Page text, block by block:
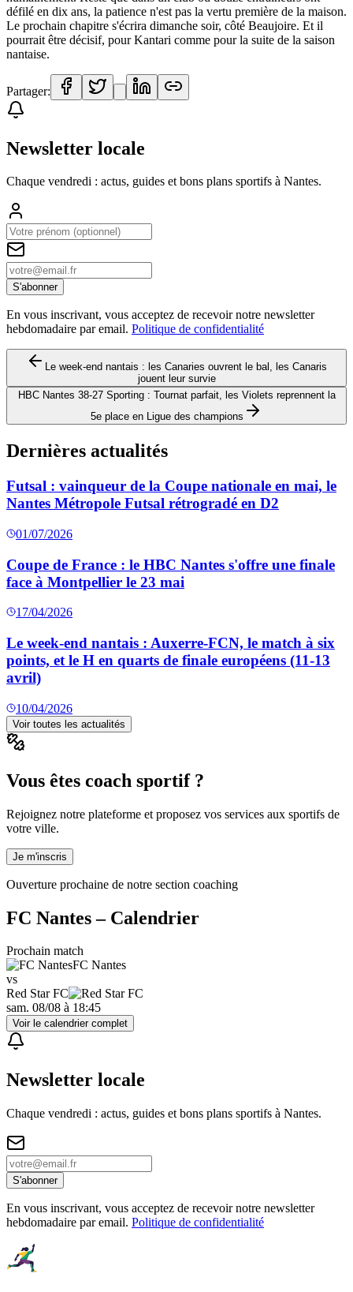
défilé en dix ans, la patience n'est pas la vertu première de la maison.
Le prochain chapitre s'écrira dimanche soir, côté Beaujoire. Et il
pourrait être décisif, pour Kantari comme pour la suite de la saison
nantaise.
Partager:
Newsletter locale
Chaque vendredi : actus, guides et bons plans sportifs à Nantes.
S'abonner
En vous inscrivant, vous acceptez de recevoir notre newsletter
hebdomadaire par email. Politique de confidentialité
Le week-end nantais : les Canaries ouvrent le bal, les Canaris
jouent leur survie
HBC Nantes 38-27 Sporting : Tournat parfait, les Violets reprennent la
5e place en Ligue des champions
Dernières actualités
Futsal : vainqueur de la Coupe nationale en mai, le
Nantes Métropole Futsal rétrogradé en D2
01/07/2026
Coupe de France : le HBC Nantes s'offre une finale
face à Montpellier le 23 mai
17/04/2026
Le week-end nantais : Auxerre-FCN, le match à six
points, et le H en quarts de finale européens (11-13
avril)
10/04/2026
Voir toutes les actualités
Vous êtes coach sportif ?
Rejoignez notre plateforme et proposez vos services aux sportifs de
votre ville.
Je m'inscris
Ouverture prochaine de notre section coaching
FC Nantes– Calendrier
Prochain match
FC Nantes
vs
Red Star FC
sam. 08/08 à 18:45
Voir le calendrier complet
Newsletter locale
Chaque vendredi : actus, guides et bons plans sportifs à Nantes.
S'abonner
En vous inscrivant, vous acceptez de recevoir notre newsletter
hebdomadaire par email. Politique de confidentialité